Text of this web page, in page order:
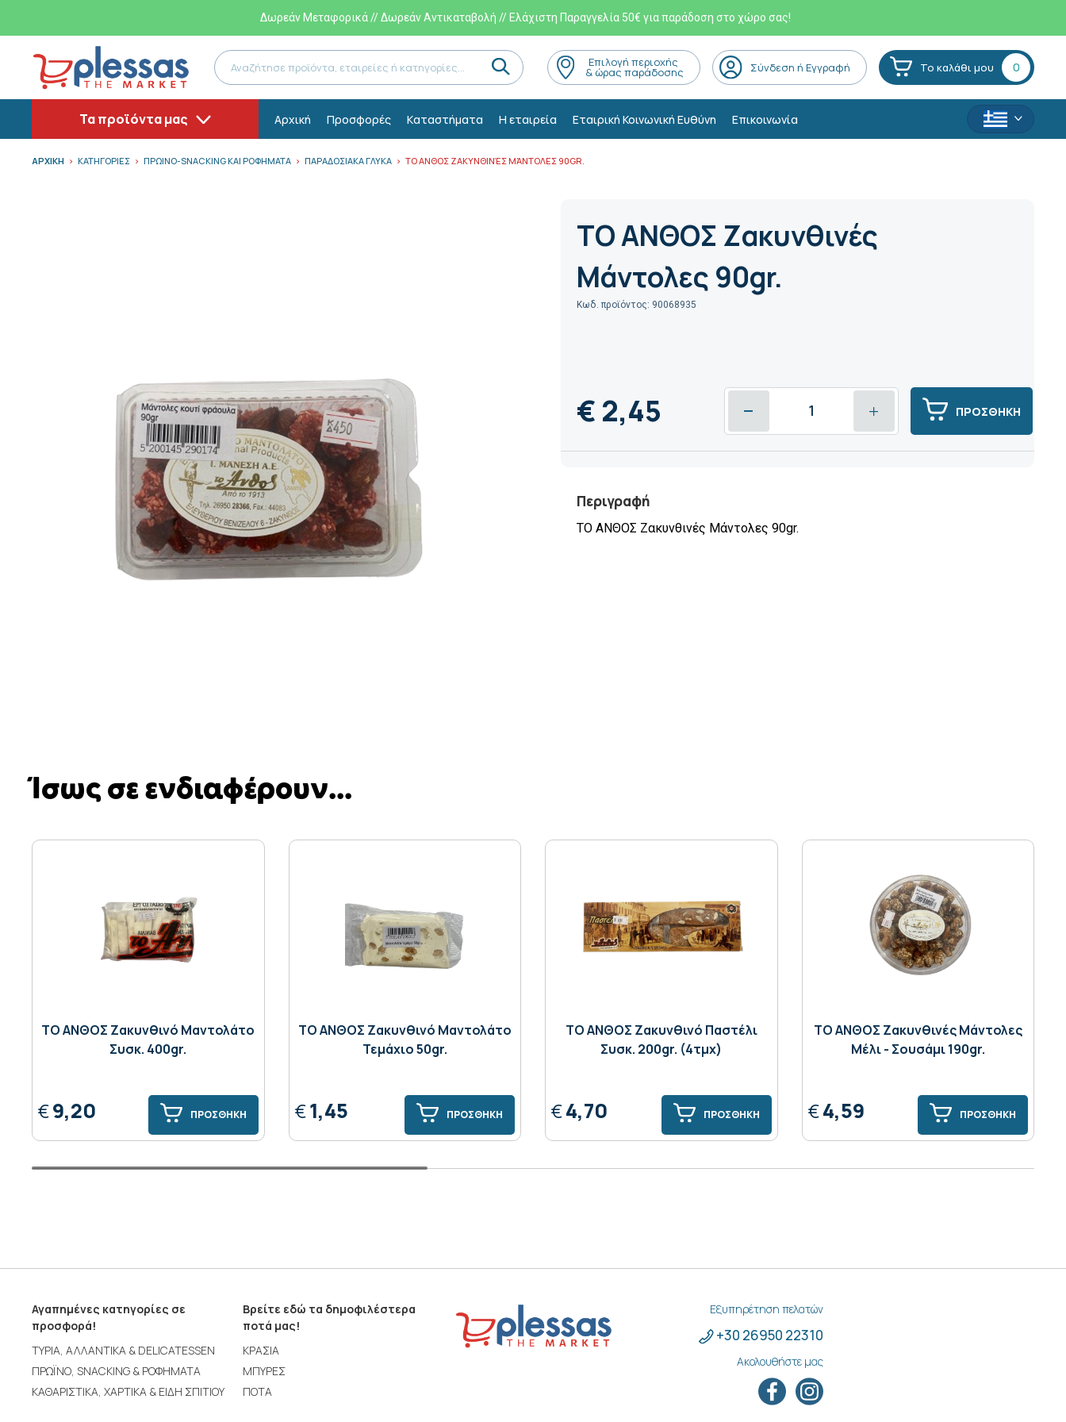
Δωρεάν Μεταφορικά // Δωρεάν Αντικαταβολή // Ελάχιστη Παραγγελία 50€ για παράδοση στο χώρο σας!
Eπιλογή περιοχής
& ώρας παράδοσης Σύνδεση ή Εγγραφή Το καλάθι μου 0
Τα προϊόντα μας Αρχική Προσφορές Kαταστήματα Η εταιρεία Εταιρική Κοινωνική Ευθύνη Επικοινωνία
ΑΡΧΙΚΗ ΚΑΤΗΓΟΡΙΕΣ ΠΡΩΙΝΟ-SNACKING ΚΑΙ ΡΟΦΗΜΑΤΑ ΠΑΡΑΔΟΣΙΑΚΑ ΓΛΥΚΑ ΤΟ ΑΝΘΟΣ ΖΑΚΥΝΘΙΝΈΣ ΜΆΝΤΟΛΕΣ 90GR.
ΤΟ ΑΝΘΟΣ Ζακυνθινές
Μάντολες 90gr.
Κωδ. προϊόντος: 90068935
€ 2,45 ΠΡΟΣΘΗΚΗ
Περιγραφή
ΤΟ ΑΝΘΟΣ Ζακυνθινές Μάντολες 90gr.
Ίσως σε ενδιαφέρουν...
ΤΟ ΑΝΘΟΣ Ζακυνθινό Μαντολάτο
Συσκ. 400gr.
€9,20 ΠΡΟΣΘΗΚΗ
ΤΟ ΑΝΘΟΣ Ζακυνθινό Μαντολάτο
Τεμάχιο 50gr.
€1,45 ΠΡΟΣΘΗΚΗ
ΤΟ ΑΝΘΟΣ Ζακυνθινό Παστέλι
Συσκ. 200gr. (4τμχ)
€4,70 ΠΡΟΣΘΗΚΗ
ΤΟ ΑΝΘΟΣ Ζακυνθινές Μάντολες
Μέλι - Σουσάμι 190gr.
€4,59 ΠΡΟΣΘΗΚΗ
Αγαπημένες κατηγορίες σε
προσφορά!
ΤΥΡΙΑ, ΑΛΛΑΝΤΙΚΑ & DELICATESSEN
ΠΡΩΪΝΟ, SNACKING & ΡΟΦΗΜΑΤΑ
ΚΑΘΑΡΙΣΤΙΚΑ, ΧΑΡΤΙΚΑ & ΕΙΔΗ ΣΠΙΤΙΟΥ
Βρείτε εδώ τα δημοφιλέστερα
ποτά μας!
ΚΡΑΣΙΑ
ΜΠΥΡΕΣ
ΠΟΤΑ
Εξυπηρέτηση πελατών
+30 26950 22310
Ακολουθήστε μας